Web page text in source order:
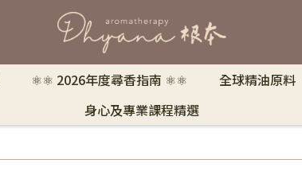
⚛︎⚛︎ 2026年度尋香指南 ⚛︎⚛︎ 全球精油原料
身心及專業課程精選